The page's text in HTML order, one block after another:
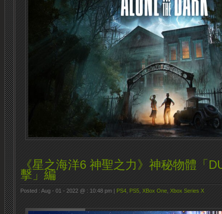
《星之海洋6 神聖之力》神秘物體「
擊」編
Posted : Aug - 01 - 2022 @ : 10:48 pm | PS4 PS5 XBox One Xbox Series X